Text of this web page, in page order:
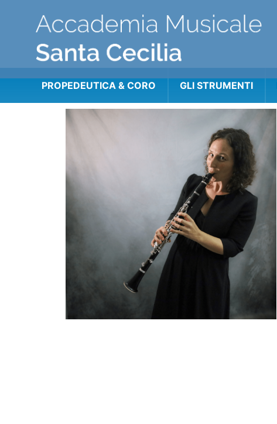
PROPEDEUTICA & CORO GLI STRUMENTI